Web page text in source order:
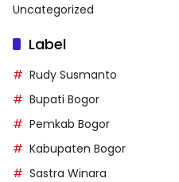
Uncategorized
Label
Rudy Susmanto
Bupati Bogor
Pemkab Bogor
Kabupaten Bogor
Sastra Winara